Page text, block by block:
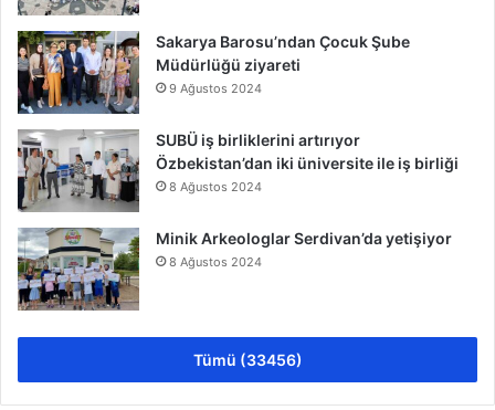
Sakarya Barosu’ndan Çocuk Şube
Müdürlüğü ziyareti
9 Ağustos 2024
SUBÜ iş birliklerini artırıyor
Özbekistan’dan iki üniversite ile iş birliği
8 Ağustos 2024
Minik Arkeologlar Serdivan’da yetişiyor
8 Ağustos 2024
Tümü (33456)